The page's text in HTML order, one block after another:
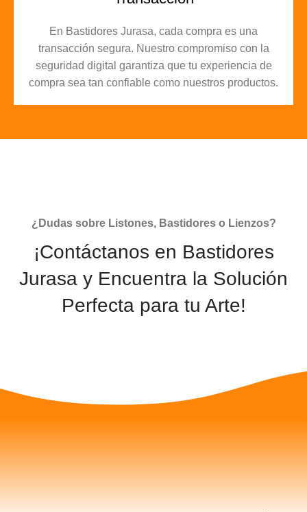
En Bastidores Jurasa, cada compra es una
transacción segura. Nuestro compromiso con la
seguridad digital garantiza que tu experiencia de
compra sea tan confiable como nuestros productos.
¿Dudas sobre Listones, Bastidores o Lienzos?
¡Contáctanos en Bastidores
Jurasa y Encuentra la Solución
Perfecta para tu Arte!